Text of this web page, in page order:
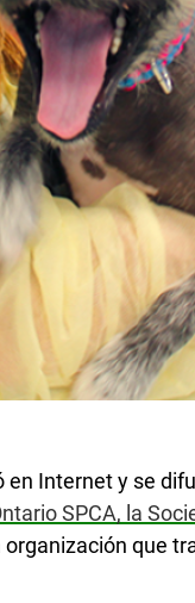
en Internet y se
SPCA, la
organización que